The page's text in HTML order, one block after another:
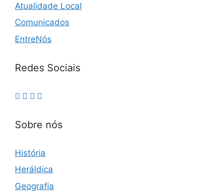
Atualidade Local
Comunicados
EntreNós
Redes Sociais
Sobre nós
História
Heráldica
Geografia